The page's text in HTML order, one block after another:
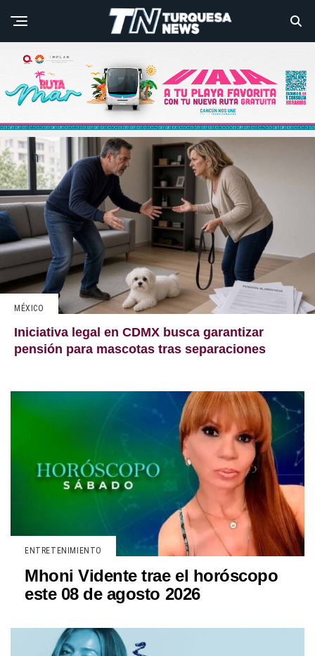
MÉXICO
Iniciativa legal en CDMX busca garantizar
pensión para mascotas tras separaciones
ENTRETENIMIENTO
Mhoni Vidente trae el horóscopo
este 08 de agosto 2026